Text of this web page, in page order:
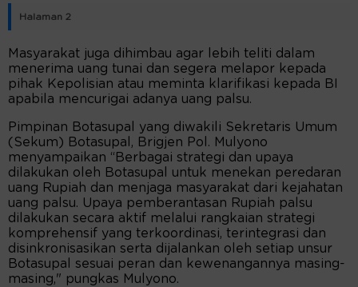
Halaman 2
Masyarakat juga dihimbau agar lebih teliti dalam
menerima uang tunai dan segera melapor kepada
pihak Kepolisian atau meminta klarifikasi kepada BI
apabila mencurigai adanya uang palsu.
Pimpinan Botasupal yang diwakili Sekretaris Umum
(Sekum) Botasupal, Brigjen Pol. Mulyono
menyampaikan “Berbagai strategi dan upaya
dilakukan oleh Botasupal untuk menekan peredaran
uang Rupiah dan menjaga masyarakat dari kejahatan
uang palsu. Upaya pemberantasan Rupiah palsu
dilakukan secara aktif melalui rangkaian strategi
komprehensif yang terkoordinasi, terintegrasi dan
disinkronisasikan serta dijalankan oleh setiap unsur
Botasupal sesuai peran dan kewenangannya masing-
masing," pungkas Mulyono.